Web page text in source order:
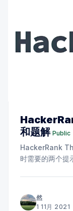
和题解 Public
HackerRank
时需要的两个提
然
1 11月 2021